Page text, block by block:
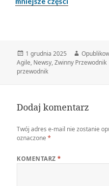
Data
publikacji
1 grudnia 2025 Autor
Agile, Newsy,Zwinny Przewodnik
przewodnik
Dodaj komentarz
Twój adres e-mail nie zostanie
oznaczone*
KOMENTARZ*